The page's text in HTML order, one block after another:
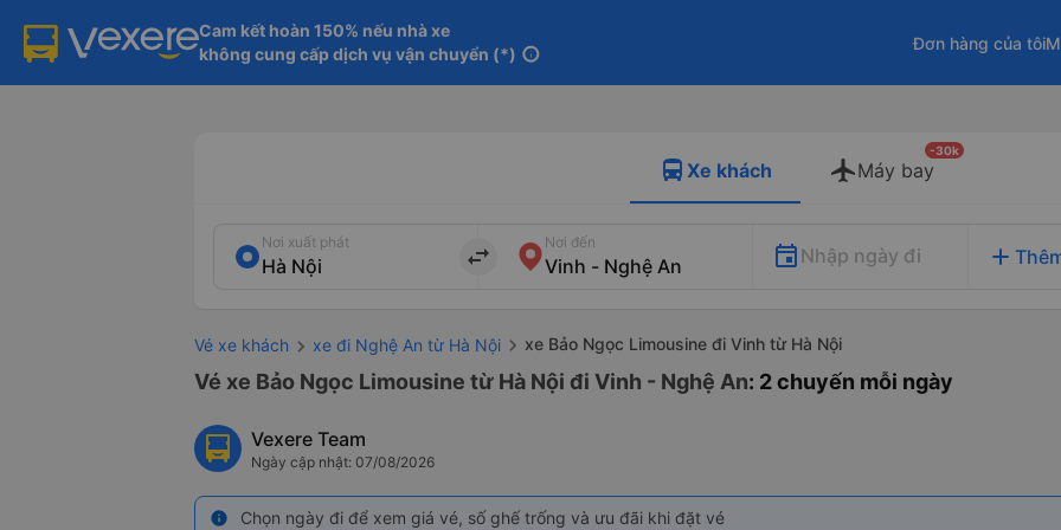
Cam kết hoàn 150% nếu nhà xe
không cung cấp dịch vụ vận chuyển (*) info
Đơn hàng của tôi
Xe khách Máy bay
-30k
Nơi xuất phát
import_export
Nơi đến
Nhập ngày đi add
Vé xe khách xe đi Nghệ An từ Hà Nội xe Bảo Ngọc Limousine đi Vinh từ Hà Nội
Vé xe Bảo Ngọc Limousine từ Hà Nội đi Vinh - Nghệ An: 2 chuyến mỗi ngày
Vexere Team
Ngày cập nhật: 07/08/2026
info Chọn ngày đi để xem giá vé, số ghế trống và ưu đãi khi đặt vé